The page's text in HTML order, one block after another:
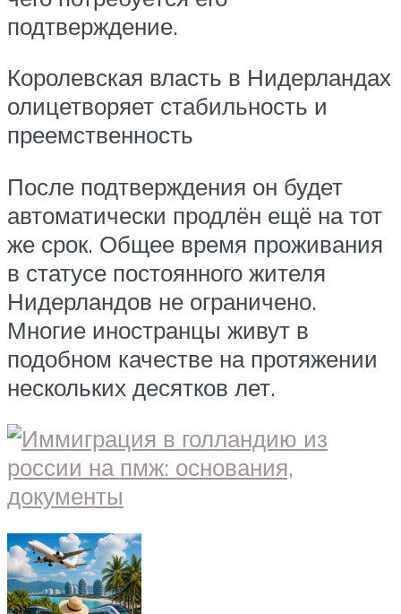
подтверждение.
Королевская власть в Нидерландах
олицетворяет стабильность и
преемственность
После подтверждения он будет
автоматически продлён ещё на тот
же срок. Общее время проживания
в статусе постоянного жителя
Нидерландов не ограничено.
Многие иностранцы живут в
подобном качестве на протяжении
нескольких десятков лет.